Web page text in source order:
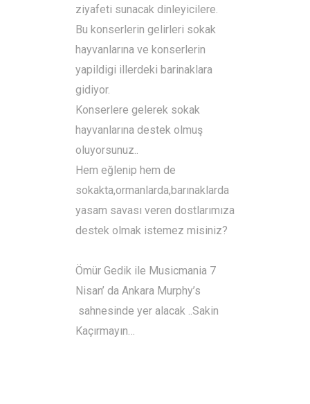
ziyafeti sunacak dinleyicilere.
Bu konserlerin gelirleri sokak
hayvanlarına ve konserlerin
yapildigi illerdeki barinaklara
gidiyor.
Konserlere gelerek sokak
hayvanlarına destek olmuş
oluyorsunuz..
Hem eğlenip hem de
sokakta,ormanlarda,barınaklarda
yasam savası veren dostlarımıza
destek olmak istemez misiniz?
Ömür Gedik ile Musicmania 7
Nisan’ da Ankara Murphy’s
sahnesinde yer alacak ..Sakin
Kaçırmayın…